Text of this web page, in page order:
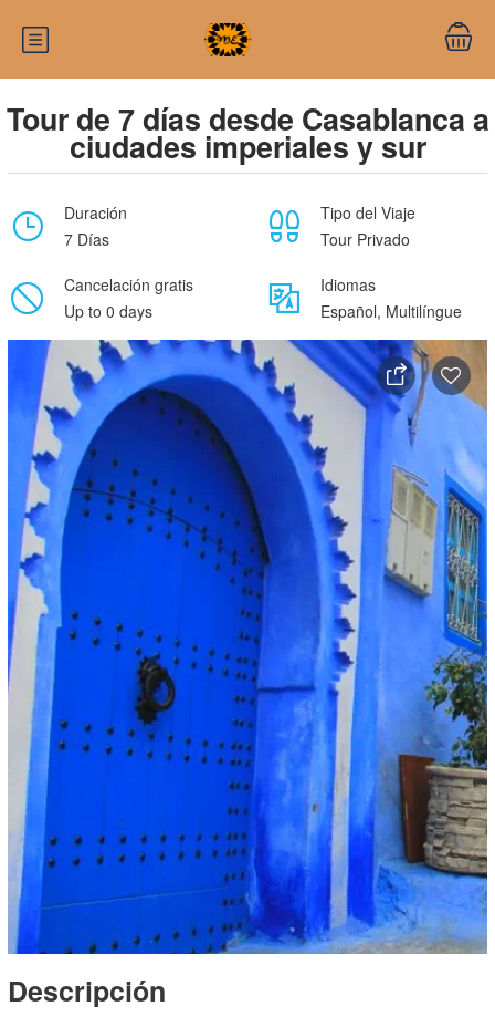
Tour de 7 días desde Casablanca a
ciudades imperiales y sur
Duración
7 Días
Tipo del Viaje
Tour Privado
Cancelación gratis
Up to 0 days
Idiomas
Español, Multilíngue
Descripción